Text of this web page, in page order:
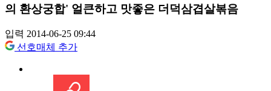
의 환상궁합' 얼큰하고 맛좋은 더덕삼겹살볶음
입력 2014-06-25 09:44
선호매체 추가